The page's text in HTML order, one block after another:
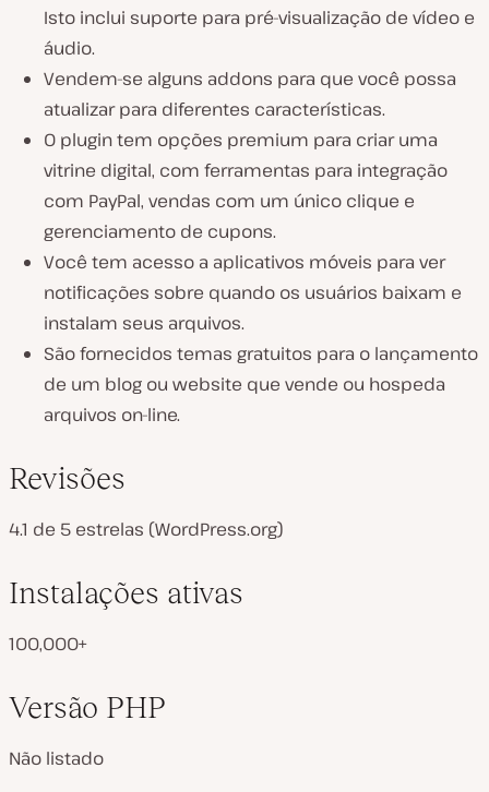
Isto inclui suporte para pré-visualização de vídeo e
áudio.
Vendem-se alguns addons para que você possa
atualizar para diferentes características.
O plugin tem opções premium para criar uma
vitrine digital, com ferramentas para integração
com PayPal, vendas com um único clique e
gerenciamento de cupons.
Você tem acesso a aplicativos móveis para ver
notificações sobre quando os usuários baixam e
instalam seus arquivos.
São fornecidos temas gratuitos para o lançamento
de um blog ou website que vende ou hospeda
arquivos on-line.
Revisões
4.1 de 5 estrelas (WordPress.org)
Instalações ativas
100,000+
Versão PHP
Não listado